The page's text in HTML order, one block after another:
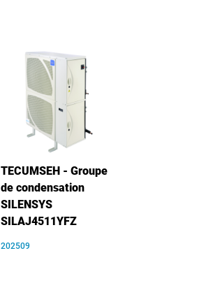
TECUMSEH - Groupe
de condensation
SILENSYS
SILAJ4511YFZ
202509